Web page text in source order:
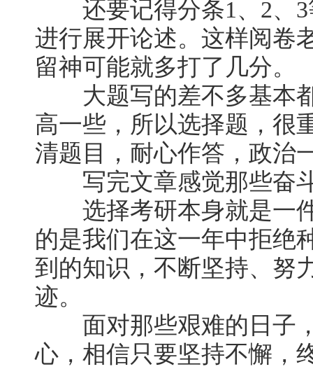
还要记得分条1、2、3
进行展开论述。这样阅卷
留神可能就多打了几分。
大题写的差不多基本都
高一些，所以选择题，很
清题目，耐心作答，政治
写完文章感觉那些奋
选择考研本身就是一件
的是我们在这一年中拒绝
到的知识，不断坚持、努
迹。
面对那些艰难的日子
心，相信只要坚持不懈，